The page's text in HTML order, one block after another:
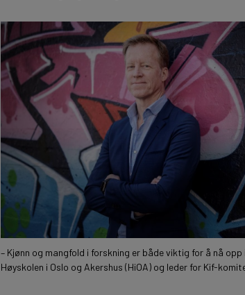
– Kjønn og mangfold i forskning er både viktig for å nå
Høyskolen i Oslo og Akershus (HiOA) og leder for Kif-